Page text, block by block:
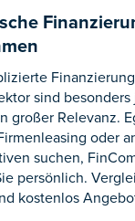
sind
großer Relevanz.
oder
suchen,
persönlich.
kostenlos